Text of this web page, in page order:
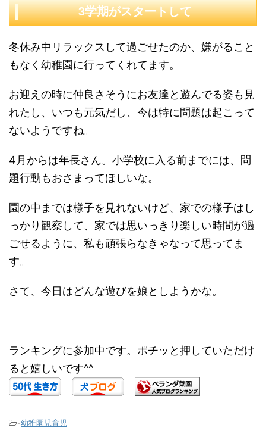
3学期がスタートして
冬休み中リラックスして過ごせたのか、嫌がること
もなく幼稚園に行ってくれてます。
お迎えの時に仲良さそうにお友達と遊んでる姿も見
れたし、いつも元気だし、今は特に問題は起こって
ないようですね。
4月からは年長さん。小学校に入る前までには、問
題行動もおさまってほしいな。
園の中までは様子を見れないけど、家での様子はし
っかり観察して、家では思いっきり楽しい時間が過
ごせるように、私も頑張らなきゃなって思ってま
す。
さて、今日はどんな遊びを娘としようかな。
ランキングに参加中です。ポチッと押していただけ
ると嬉しいです^^
-幼稚園児育児